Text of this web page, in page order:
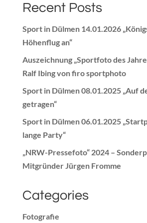
Recent Posts
Sport in Dülmen 14.01.2026
Höhenflug an“
Auszeichnung „Sportfoto des
Ralf Ibing von firo sportphoto
Sport in Dülmen 08.01.2025 „Auf
getragen“
Sport in Dülmen 06.01.2025
lange Party“
„NRW-Pressefoto“ 2024 –
Mitgründer Jürgen Fromme
Categories
Fotografie